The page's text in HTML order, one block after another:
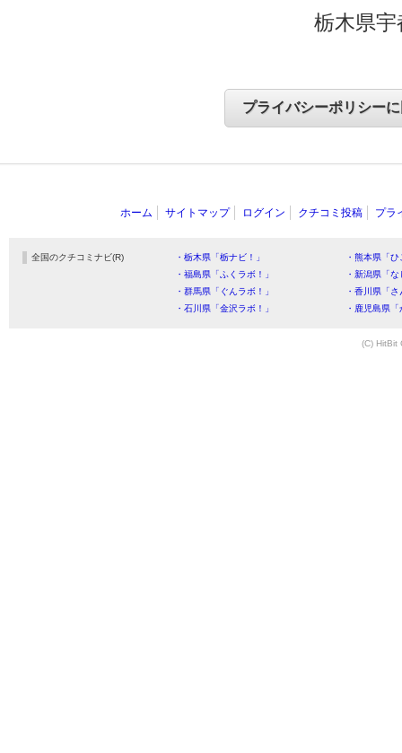
栃木県
ホーム サイトマップ ログイン クチコミ投稿 プラ
全国のクチコミナビ(R) ・栃木県「栃ナビ！」
・熊本県「
・福島県「ふくラボ！」
・新潟県「
・群馬県「ぐんラボ！」
・香川県「
・石川県「金沢ラボ！」
・鹿児島県
(C) HitBit